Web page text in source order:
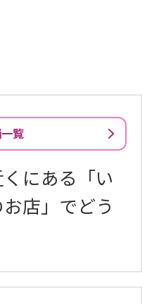
覧
にある「い
店」でどう